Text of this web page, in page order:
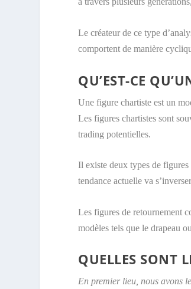
Le créateur de ce type
comportent de manière
QU’EST-CE
Une figure chartiste est un
Les figures chartistes sont
trading potentielles.
Il existe deux types de
tendance actuelle va
Les figures de retournement
modèles tels que le drapeau
QUELLES SONT
En premier lieu, nous avons